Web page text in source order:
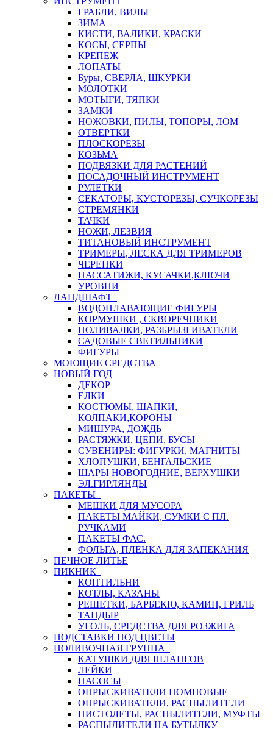
ГРАБЛИ, ВИЛЫ
ЗИМА
КИСТИ, ВАЛИКИ, КРАСКИ
КОСЫ, СЕРПЫ
КРЕПЕЖ
ЛОПАТЫ
Буры, СВЕРЛА, ШКУРКИ
МОЛОТКИ
МОТЫГИ, ТЯПКИ
ЗАМКИ
НОЖОВКИ, ПИЛЫ, ТОПОРЫ, ЛОМ
ОТВЕРТКИ
ПЛОСКОРЕЗЫ
КОЗЬМА
ПОДВЯЗКИ ДЛЯ РАСТЕНИЙ
ПОСАДОЧНЫЙ ИНСТРУМЕНТ
РУЛЕТКИ
СЕКАТОРЫ, КУСТОРЕЗЫ, СУЧКОРЕЗЫ
СТРЕМЯНКИ
ТАЧКИ
НОЖИ, ЛЕЗВИЯ
ТИТАНОВЫЙ ИНСТРУМЕНТ
ТРИМЕРЫ, ЛЕСКА ДЛЯ ТРИМЕРОВ
ЧЕРЕНКИ
ПАССАТИЖИ, КУСАЧКИ,КЛЮЧИ
УРОВНИ
ЛАНДШАФТ
ВОДОПЛАВАЮЩИЕ ФИГУРЫ
КОРМУШКИ , СКВОРЕЧНИКИ
ПОЛИВАЛКИ, РАЗБРЫЗГИВАТЕЛИ
САДОВЫЕ СВЕТИЛЬНИКИ
ФИГУРЫ
МОЮЩИЕ СРЕДСТВА
НОВЫЙ ГОД
ДЕКОР
ЕЛКИ
КОСТЮМЫ, ШАПКИ,
КОЛПАКИ,КОРОНЫ
МИШУРА, ДОЖДЬ
РАСТЯЖКИ, ЦЕПИ, БУСЫ
СУВЕНИРЫ: ФИГУРКИ, МАГНИТЫ
ХЛОПУШКИ, БЕНГАЛЬСКИЕ
ШАРЫ НОВОГОДНИЕ, ВЕРХУШКИ
ЭЛ.ГИРЛЯНДЫ
ПАКЕТЫ
МЕШКИ ДЛЯ МУСОРА
ПАКЕТЫ МАЙКИ, СУМКИ С ПЛ.
РУЧКАМИ
ПАКЕТЫ ФАС.
ФОЛЬГА, ПЛЕНКА ДЛЯ ЗАПЕКАНИЯ
ПЕЧНОЕ ЛИТЬЕ
ПИКНИК
КОПТИЛЬНИ
КОТЛЫ, КАЗАНЫ
РЕШЕТКИ, БАРБЕКЮ, КАМИН, ГРИЛЬ
ТАНДЫР
УГОЛЬ, СРЕДСТВА ДЛЯ РОЗЖИГА
ПОДСТАВКИ ПОД ЦВЕТЫ
ПОЛИВОЧНАЯ ГРУППА
КАТУШКИ ДЛЯ ШЛАНГОВ
ЛЕЙКИ
НАСОСЫ
ОПРЫСКИВАТЕЛИ ПОМПОВЫЕ
ОПРЫСКИВАТЕЛИ, РАСПЫЛИТЕЛИ
ПИСТОЛЕТЫ, РАСПЫЛИТЕЛИ, МУФТЫ
РАСПЫЛИТЕЛИ НА БУТЫЛКУ